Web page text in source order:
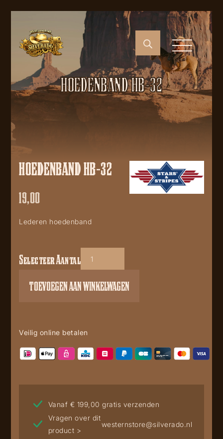
HOEDENBAND HB-32
HOEDENBAND HB-32
19,00
Lederen hoedenband
Hoedenband
Selecteer Aantal
TOEVOEGEN AAN WINKELWAGEN
Veilig online betalen
Vanaf € 199,00 gratis verzenden
Vragen over dit
product >
westernstore@silverado.nl